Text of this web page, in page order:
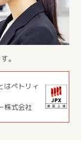
。
はペトリィ
株式会社